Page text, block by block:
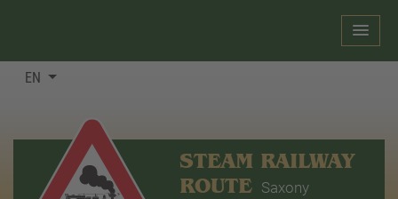
EN
STEAM RAILWAY
ROUTE Saxony